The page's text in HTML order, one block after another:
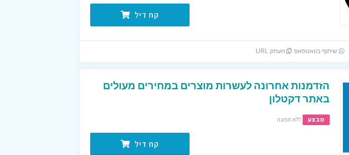
קח דיל
שיתוף בוואטסאפ העתק URL
הזדמנות אחרונה לעשרות מוצרים במחירים מעולים
באתר דקטלון
מבצע ללא תפוגה
קח דיל